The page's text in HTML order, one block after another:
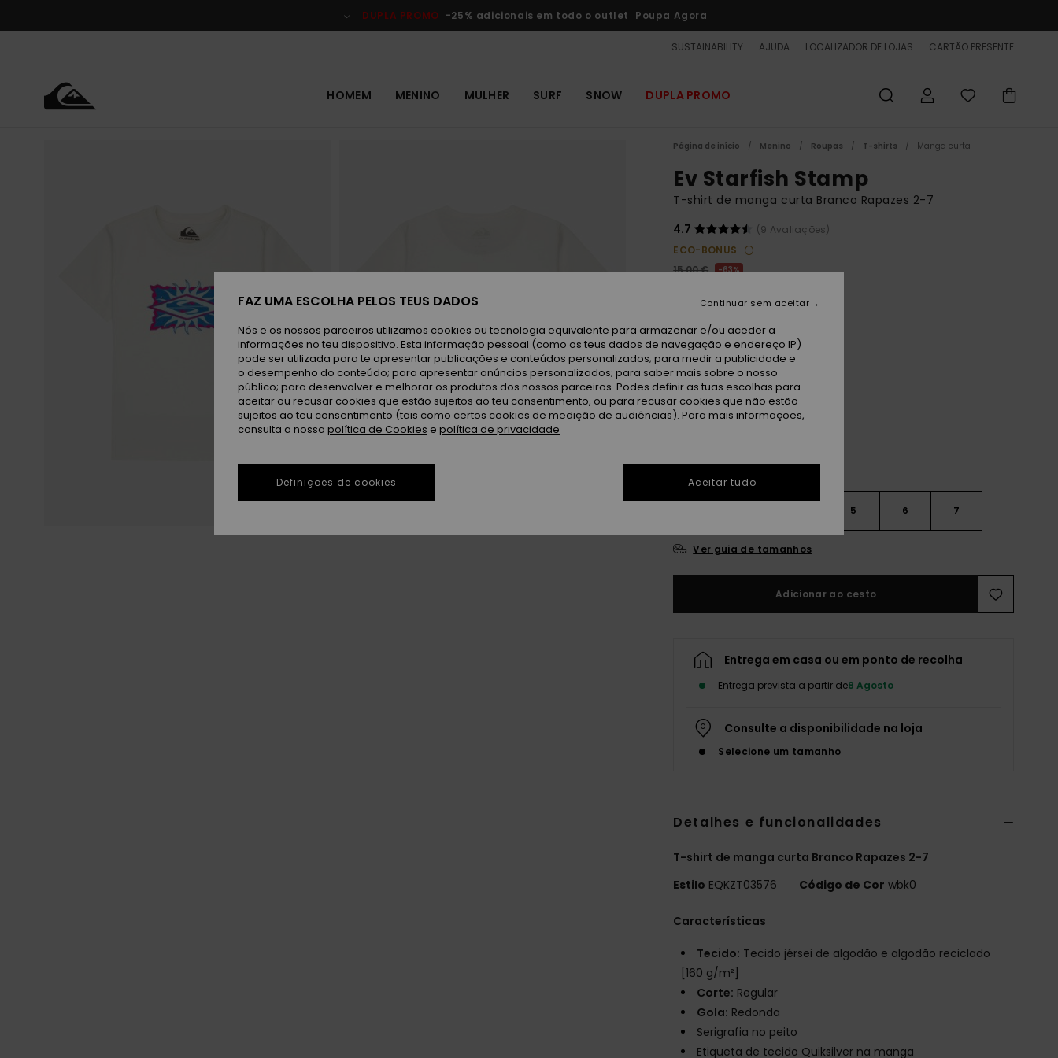
do
DUPLA PROMO -25% adicionais em todo o outlet Poupa Agora
SUSTAINABILITY AJUDA LOCALIZADOR DE LOJAS CARTÃO PRESENTE
HOMEM MENINO MULHER SURF SNOW DUPLA PROMO
Página de início Menino Roupas T-shirts Manga curta
Ev Starfish Stamp
T-shirt de manga curta Branco Rapazes 2-7
4.7
(9 Avaliações)
ECO-BONUS
15,00 €
63%
DUPLA PROMO 25% EXTRA
CorSnow White
5 6 7
Ver guia de tamanhos
Adicionar ao cesto
Entrega em casa ou em ponto de recolha
Entrega prevista a partir de8 Agosto
Consulte a disponibilidade na loja
Selecione um tamanho
Detalhes e funcionalidades
T-shirt de manga curta Branco Rapazes 2-7
Estilo EQKZT03576 Código de Cor wbk0
Características
Tecido: Tecido jérsei de algodão e algodão reciclado
[160 g/m²]
Corte: Regular
Gola: Redonda
Serigrafia no peito
Etiqueta de tecido Quiksilver na manga
FAZ UMA ESCOLHA PELOS TEUS DADOS
Nós e os nossos parceiros utilizamos cookies ou tecnologia equivalente para armazenar e/ou aceder a
informações no teu dispositivo. Esta informação pessoal (como os teus dados de navegação e endereço IP)
pode ser utilizada para te apresentar publicações e conteúdos personalizados; para medir a publicidade e
o desempenho do conteúdo; para apresentar anúncios personalizados; para saber mais sobre o nosso
público; para desenvolver e melhorar os produtos dos nossos parceiros. Podes definir as tuas escolhas para
aceitar ou recusar cookies que estão sujeitos ao teu consentimento, ou para recusar cookies que não estão
sujeitos ao teu consentimento (tais como certos cookies de medição de audiências). Para mais informações,
consulta a nossa política de Cookies e política de privacidade
Definições de cookies
Continuar sem aceitar
Aceitar tudo